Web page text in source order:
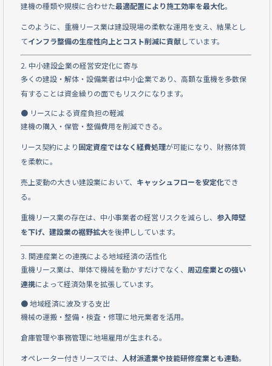
建機の種類や規模に合わせた最適配置により施工効率を最大化。
このように、重機リース業は建設現場の柔軟な運用を支え、結果とし
てインフラ整備の生産性向上とコスト削減に貢献しています。
2. 中小建設企業の経営安定化に寄与
多くの建設・解体・設備業者は中小企業であり、高額な重機を多数保
有することは資金繰りの面でもリスクになります。
● リースによる資産負担の軽減
建機の購入・保管・整備費用を削減できる。
リース契約により固定資産ではなく経費処理が可能になり、財務体質
を柔軟に。
売上変動の大きい建設業において、 キャッシュフローを安定化でき
る。
重機リース業の存在は、中小事業者の経営リスクを減らし、 参入障壁
を下げ、建設業の裾野拡大を後押ししています。
3. 関連産業との連携による地域経済の活性化
重機リース業は、単体で機械を動かすだけでなく、 周辺産業との強い
連携によって経済効果を拡張しています。
● 地域経済に波及する支出
機械の運搬・整備・検査・修理に地元業者を活用。
倉庫管理や事務管理に地場雇用が生まれる。
オペレーター付きリースでは、
人材派遣業や技能研修産業とも連動。